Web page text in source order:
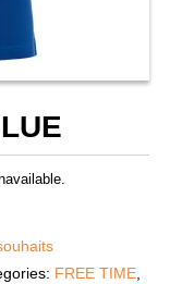
FREE TIME,